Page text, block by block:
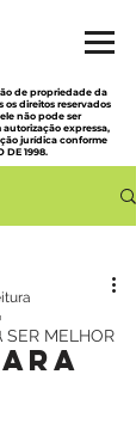
de propriedade da
os direitos reservados
não pode ser
expressa,
jurídica conforme
DE 1998.
SER MELHOR